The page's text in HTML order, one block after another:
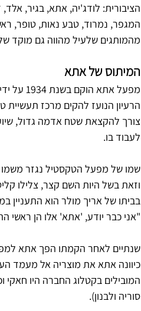
הציבורית: לודג'יה, אתא, בגיר,
המגפר, נמרוד, טבע נאות, טופר,
מהמותגים שלעיל מהווה גם מוקד
המיתוס של אתא
מפעל
הרעיון הנועז להקים מרכז
צורך להקצאת שטח אדמה גדול,
לעבוד בו.
שמו של מפעל הטקסטיל נגזר
וזאת בשל היות השם קצר, צלילו
בביתו של אריך מולר הוא
"אני כבר יודע, 'אתא' אלו הן ראשי
שנתיים לאחר הקמתו הפך אתא
כיוונה אתא את מוצריה אל מעמד
סוריה ולבנון).